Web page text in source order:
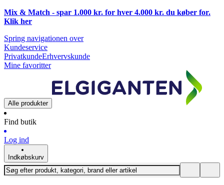
Mix & Match - spar 1.000 kr. for hver 4.000 kr. du køber for.
Klik her
Spring navigationen over
Kundeservice
PrivatkundeErhvervskunde
Mine favoritter
Alle produkter
Find butik
Log ind
Indkøbskurv